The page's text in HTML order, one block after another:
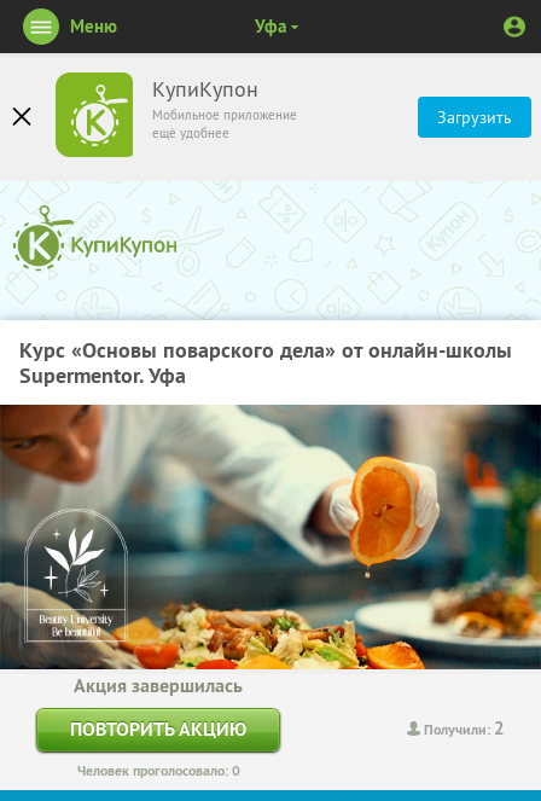
КупиКупон
Мобильное приложение
ещё удобнее
Загрузить
Меню Уфа
Курс «Основы поварского дела» от онлайн-школы
Supermentor. Уфа
Получили: 2
Акция завершилась
ПОВТОРИТЬ АКЦИЮ
Человек проголосовало: 0